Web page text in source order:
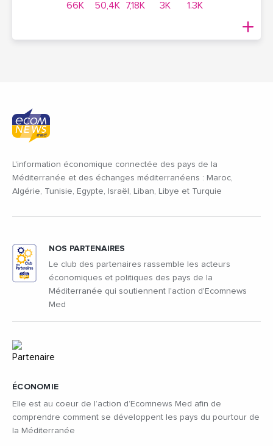
66K 50,4K 7,18K 3K 1.3K
L'information économique connectée des pays de la
Méditerranée et des échanges méditerranéens : Maroc,
Algérie, Tunisie, Egypte, Israël, Liban, Libye et Turquie
ÉCONOMIE
Elle est au coeur de l’action d’Ecomnews Med afin de
comprendre comment se développent les pays du pourtour de
la Méditerranée
NOS PARTENAIRES
Le club des partenaires rassemble les acteurs
économiques et politiques des pays de la
Méditerranée qui soutiennent l'action d'Ecomnews
Med